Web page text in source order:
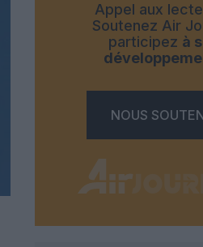
Appel aux
Soutenez Air
participez à
NOUS